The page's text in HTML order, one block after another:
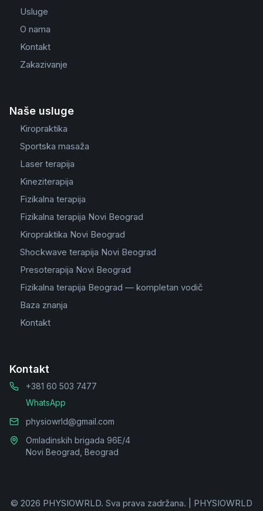
Usluge
O nama
Kontakt
Zakazivanje
Naše usluge
Kiropraktika
Sportska masaža
Laser terapija
Kineziterapija
Fizikalna terapija
Fizikalna terapija Novi Beograd
Kiropraktika Novi Beograd
Shockwave terapija Novi Beograd
Presoterapija Novi Beograd
Fizikalna terapija Beograd — kompletan vodič
Baza znanja
Kontakt
Kontakt
+381 60 503 7477
WhatsApp
physiowrld@gmail.com
Omladinskih brigada 96E/4
Novi Beograd, Beograd
© 2026 PHYSIOWRLD. Sva prava zadržana. PHYSIOWRLD